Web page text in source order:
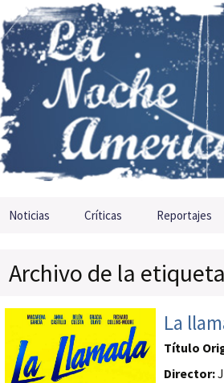
Saltar al contenido
Noticias Críticas Reportajes
Archivo de la
La
Título
Director: